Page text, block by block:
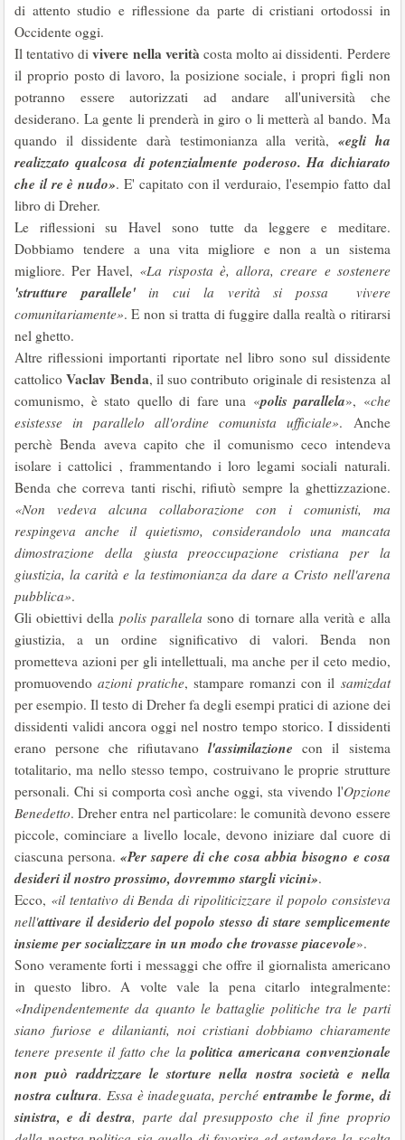
di attento studio e riflessione da parte di cristiani ortodossi in
Occidente oggi.
Il tentativo di vivere nella verità costa molto ai dissidenti. Perdere
il proprio posto di lavoro, la posizione sociale, i propri figli non
potranno essere autorizzati ad andare all'università che
desiderano. La gente li prenderà in giro o li metterà al bando. Ma
quando il dissidente darà testimonianza alla verità, «egli ha
realizzato qualcosa di potenzialmente poderoso. Ha dichiarato
che il re è nudo». E' capitato con il verduraio, l'esempio fatto dal
libro di Dreher.
Le riflessioni su Havel sono tutte da leggere e meditare.
Dobbiamo tendere a una vita migliore e non a un sistema
migliore. Per Havel, «La risposta è, allora, creare e sostenere
'strutture parallele'in cui la verità si possa vivere
comunitariamente». E non si tratta di fuggire dalla realtà o ritirarsi
nel ghetto.
Altre riflessioni importanti riportate nel libro sono sul dissidente
cattolicoVaclav Benda, il suo contributo originale di resistenza al
comunismo, è stato quello di fare una «polis parallela», «che
esistesse in parallelo all'ordine comunista ufficiale». Anche
perchè Benda aveva capito che il comunismo ceco intendeva
isolare i cattolici , frammentando i loro legami sociali naturali.
Benda che correva tanti rischi, rifiutò sempre la ghettizzazione.
«Non vedeva alcuna collaborazione con i comunisti, ma
respingeva anche il quietismo, considerandolo una mancata
dimostrazione della giusta preoccupazione cristiana per la
giustizia, la carità e la testimonianza da dare a Cristo nell'arena
pubblica».
Gli obiettivi della polis parallela sono di tornare alla verità e alla
giustizia, a un ordine significativo di valori. Benda non
prometteva azioni per gli intellettuali, ma anche per il ceto medio,
promuovendo azioni pratiche, stampare romanzi con il samizdat
per esempio. Il testo di Dreher fa degli esempi pratici di azione dei
dissidenti validi ancora oggi nel nostro tempo storico. I dissidenti
erano persone che rifiutavanol'assimilazione con il sistema
totalitario, ma nello stesso tempo, costruivano le proprie strutture
personali. Chi si comporta così anche oggi, sta vivendo l'Opzione
Benedetto. Dreher entra nel particolare: le comunità devono essere
piccole, cominciare a livello locale, devono iniziare dal cuore di
ciascuna persona.«Per sapere di che cosa abbia bisogno e cosa
desideri il nostro prossimo, dovremmo stargli vicini».
Ecco, «il tentativo di Benda di ripoliticizzare il popolo consisteva
nell'attivare il desiderio del popolo stesso di stare semplicemente
insieme per socializzare in un modo che trovasse piacevole».
Sono veramente forti i messaggi che offre il giornalista americano
in questo libro. A volte vale la pena citarlo integralmente:
«Indipendentemente da quanto le battaglie politiche tra le parti
siano furiose e dilanianti, noi cristiani dobbiamo chiaramente
tenere presente il fatto che lapolitica americana convenzionale
non può raddrizzare le storture nella nostra società e nella
nostra cultura. Essa è inadeguata, perchéentrambe le forme, di
sinistra, e di destra, parte dal presupposto che il fine proprio